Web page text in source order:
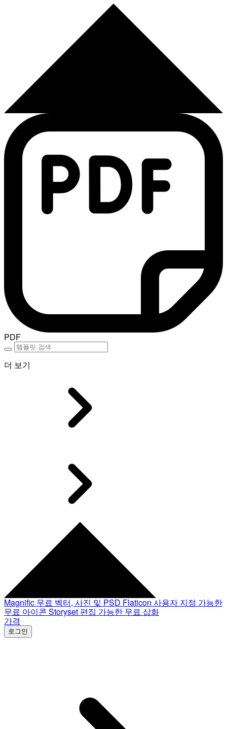
PDF
더 보기
Magnific 무료 벡터, 사진 및 PSD Flaticon 사용자 지정 가능한
무료 아이콘 Storyset 편집 가능한 무료 삽화
가격
로그인